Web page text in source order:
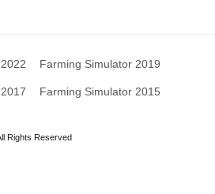
Farming Simulator 2019
Farming Simulator 2015
Rights Reserved